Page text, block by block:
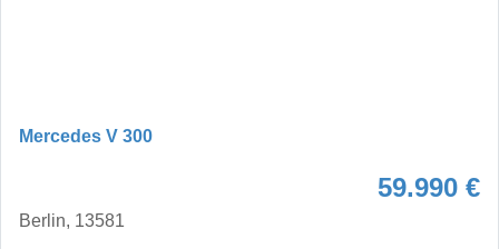
Mercedes V 300
59.990 €
Berlin, 13581